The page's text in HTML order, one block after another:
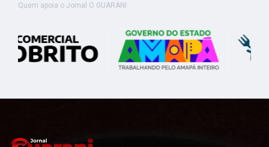
Quem apoia o Jornal O GUARANI